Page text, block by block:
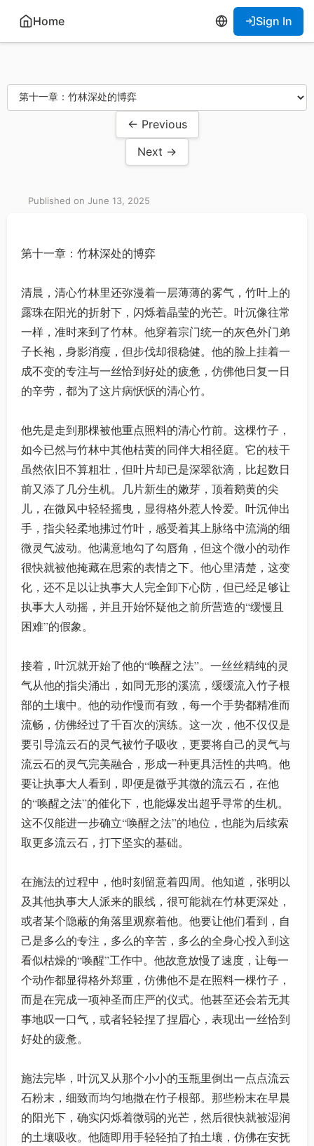
Home Sign In
← Previous
Next →
Published on June 13, 2025
第十一章：竹林深处的博弈
清晨，清心竹林里还弥漫着一层薄薄的雾气，竹叶上的
露珠在阳光的折射下，闪烁着晶莹的光芒。叶沉像往常
一样，准时来到了竹林。他穿着宗门统一的灰色外门弟
子长袍，身影消瘦，但步伐却很稳健。他的脸上挂着一
成不变的专注与一丝恰到好处的疲惫，仿佛他日复一日
的辛劳，都为了这片病恹恹的清心竹。
他先是走到那棵被他重点照料的清心竹前。这棵竹子，
如今已然与竹林中其他枯黄的同伴大相径庭。它的枝干
虽然依旧不算粗壮，但叶片却已是深翠欲滴，比起数日
前又添了几分生机。几片新生的嫩芽，顶着鹅黄的尖
儿，在微风中轻轻摇曳，显得格外惹人怜爱。叶沉伸出
手，指尖轻柔地拂过竹叶，感受着其上脉络中流淌的细
微灵气波动。他满意地勾了勾唇角，但这个微小的动作
很快就被他掩藏在思索的表情之下。他心里清楚，这变
化，还不足以让执事大人完全卸下心防，但已经足够让
执事大人动摇，并且开始怀疑他之前所营造的“缓慢且
困难”的假象。
接着，叶沉就开始了他的“唤醒之法”。一丝丝精纯的灵
气从他的指尖涌出，如同无形的溪流，缓缓流入竹子根
部的土壤中。他的动作慢而有致，每一个手势都精准而
流畅，仿佛经过了千百次的演练。这一次，他不仅仅是
要引导流云石的灵气被竹子吸收，更要将自己的灵气与
流云石的灵气完美融合，形成一种更具活性的共鸣。他
要让执事大人看到，即便是微乎其微的流云石，在他
的“唤醒之法”的催化下，也能爆发出超乎寻常的生机。
这不仅能进一步确立“唤醒之法”的地位，也能为后续索
取更多流云石，打下坚实的基础。
在施法的过程中，他时刻留意着四周。他知道，张明以
及其他执事大人派来的眼线，很可能就在竹林更深处，
或者某个隐蔽的角落里观察着他。他要让他们看到，自
己是多么的专注，多么的辛苦，多么的全身心投入到这
看似枯燥的“唤醒”工作中。他故意放慢了速度，让每一
个动作都显得格外郑重，仿佛他不是在照料一棵竹子，
而是在完成一项神圣而庄严的仪式。他甚至还会若无其
事地叹一口气，或者轻轻捏了捏眉心，表现出一丝恰到
好处的疲惫。
施法完毕，叶沉又从那个小小的玉瓶里倒出一点点流云
石粉末，细致而均匀地撒在竹子根部。那些粉末在早晨
的阳光下，确实闪烁着微弱的光芒，然后很快就被湿润
的土壤吸收。他随即用手轻轻拍了拍土壤，仿佛在安抚